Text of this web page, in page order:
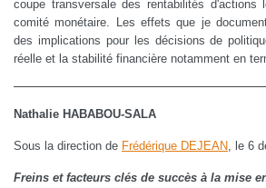
coupe transversale des rentabilités d'actions
comité monétaire. Les effets que je
des implications pour les décisions de
réelle et la stabilité financière notamment en
Nathalie HABABOU-SALA
Sous la direction de Frédérique DEJEAN, le 6
Freins et facteurs clés de succès à la mise